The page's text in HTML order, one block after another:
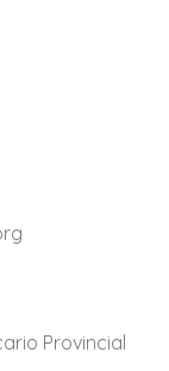
Provincial